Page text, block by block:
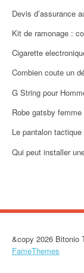
Devis d’assurance
Kit de ramonage :
Cigarette
Combien coute un
G String pour
Robe gatsby
Le pantalon
Qui peut installer
&copy 2026 Bitonio
FameThemes